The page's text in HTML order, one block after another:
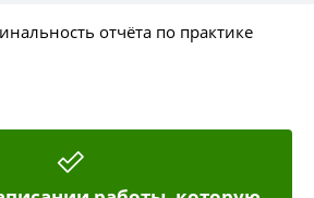
отчёта по практике